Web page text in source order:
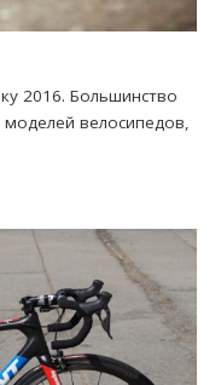
2016. Большинство
велосипедов,